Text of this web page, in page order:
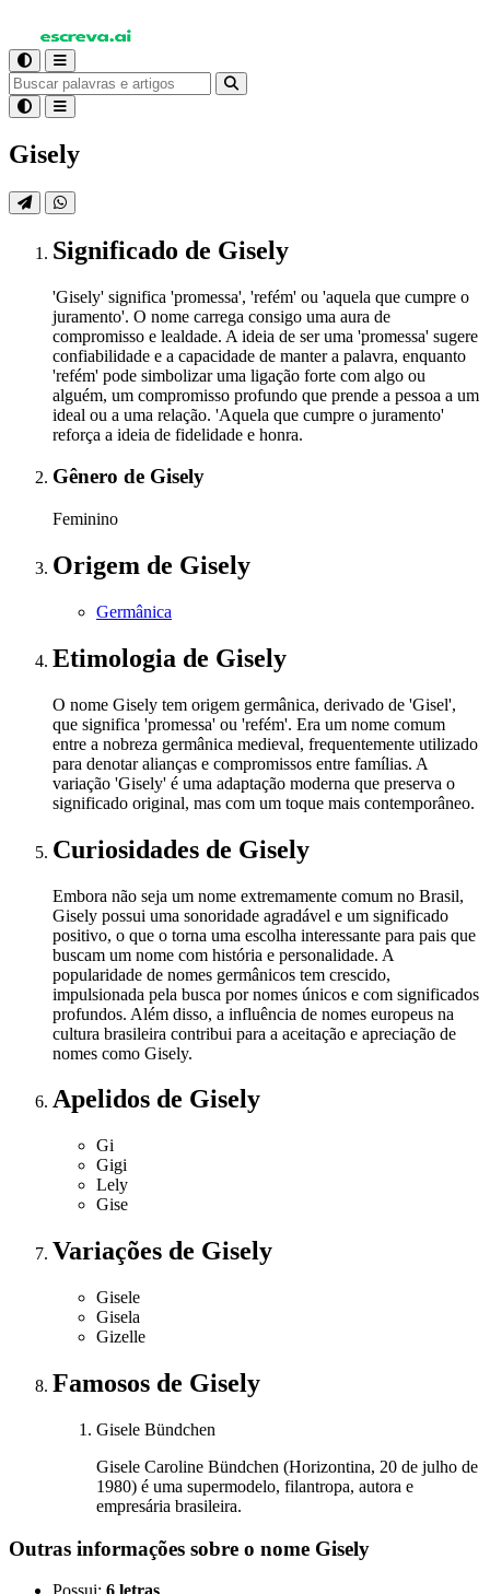
Gisely
Significado de Gisely
'Gisely' significa 'promessa', 'refém' ou 'aquela que cumpre o
juramento'. O nome carrega consigo uma aura de
compromisso e lealdade. A ideia de ser uma 'promessa' sugere
confiabilidade e a capacidade de manter a palavra, enquanto
'refém' pode simbolizar uma ligação forte com algo ou
alguém, um compromisso profundo que prende a pessoa a um
ideal ou a uma relação. 'Aquela que cumpre o juramento'
reforça a ideia de fidelidade e honra.
Gênero de Gisely
Feminino
Origem de Gisely
Germânica
Etimologia de Gisely
O nome Gisely tem origem germânica, derivado de 'Gisel',
que significa 'promessa' ou 'refém'. Era um nome comum
entre a nobreza germânica medieval, frequentemente utilizado
para denotar alianças e compromissos entre famílias. A
variação 'Gisely' é uma adaptação moderna que preserva o
significado original, mas com um toque mais contemporâneo.
Curiosidades de Gisely
Embora não seja um nome extremamente comum no Brasil,
Gisely possui uma sonoridade agradável e um significado
positivo, o que o torna uma escolha interessante para pais que
buscam um nome com história e personalidade. A
popularidade de nomes germânicos tem crescido,
impulsionada pela busca por nomes únicos e com significados
profundos. Além disso, a influência de nomes europeus na
cultura brasileira contribui para a aceitação e apreciação de
nomes como Gisely.
Apelidos de Gisely
Gi
Gigi
Lely
Gise
Variações de Gisely
Gisele
Gisela
Gizelle
Famosos de Gisely
Gisele Bündchen
Gisele Caroline Bündchen (Horizontina, 20 de julho de
1980) é uma supermodelo, filantropa, autora e
empresária brasileira.
Outras informações sobre o nome Gisely